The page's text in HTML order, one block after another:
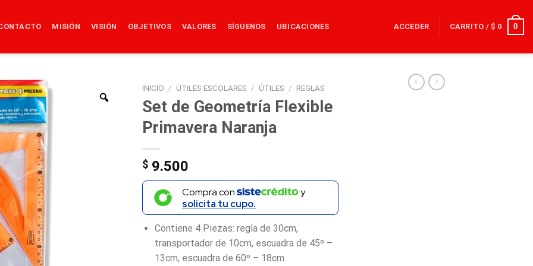
MISIÓN VISIÓN OBJETIVOS VALORES SÍGUENOS UBICACIONES ACCEDER CARRITO /$ 0 0
INICIO / ÚTILES ESCOLARES / ÚTILES / REGLAS
Set de Geometría Flexible
Primavera Naranja
$ 9.500
Compra con
y
solicita tu cupo.
Contiene 4 Piezas: regla de 30cm,
transportador de 10cm, escuadra de 45º –
13cm, escuadra de 60º – 18cm.